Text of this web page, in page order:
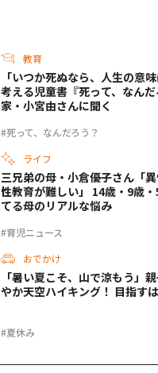
教育
#死って、なんだろう？
「いつか死ぬなら、人生の意
考える児童書『死って、なん
家・小宮由さんに聞く
ライフ
#育児ニュース
三兄弟の母・小倉優子さん「
性教育が難しい」 14歳・9歳
てる母のリアルな悩み
おでかけ
#夏休み
「暑い夏こそ、山で涼もう」
やか天空ハイキング！ 目指す